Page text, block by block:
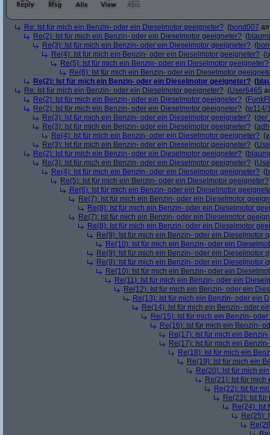
Re: Ist für mich ein Benzin- oder ein Dieselmotor geeigneter? (bond007
Re(2): Ist für mich ein Benzin- oder ein Dieselmotor geeigneter? (
Re(3): Ist für mich ein Benzin- oder ein Dieselmotor geeigneter? (
Re(4): Ist für mich ein Benzin- oder ein Dieselmotor geeigneter? (
Re(5): Ist für mich ein Benzin- oder ein Dieselmotor geeigneter?
Re(6): Ist für mich ein Benzin- oder ein Dieselmotor
Re(2): Ist für mich ein Benzin- oder ein Dieselmotor geeigneter? (
Re: Ist für mich ein Benzin- oder ein Dieselmotor geeigneter? (User6465
Re(2): Ist für mich ein Benzin- oder ein Dieselmotor geeigneter? (
Re(2): Ist für mich ein Benzin- oder ein Dieselmotor geeigneter? (w114/
Re(3): Ist für mich ein Benzin- oder ein Dieselmotor geeigneter? (
Re(3): Ist für mich ein Benzin- oder ein Dieselmotor geeigneter? (
Re(4): Ist für mich ein Benzin- oder ein Dieselmotor geeigneter? (
Re(3): Ist für mich ein Benzin- oder ein Dieselmotor geeigneter? (
Re(2): Ist für mich ein Benzin- oder ein Dieselmotor geeigneter? (
Re(3): Ist für mich ein Benzin- oder ein Dieselmotor geeigneter? (
Re(4): Ist für mich ein Benzin- oder ein Dieselmotor geeigneter? (
Re(5): Ist für mich ein Benzin- oder ein Dieselmotor geeigneter?
Re(6): Ist für mich ein Benzin- oder ein Dieselmotor
Re(7): Ist für mich ein Benzin- oder ein Dieselmotor
Re(8): Ist für mich ein Benzin- oder ein Dieselmotor
Re(7): Ist für mich ein Benzin- oder ein Dieselmotor
Re(8): Ist für mich ein Benzin- oder ein Dieselmotor
Re(9): Ist für mich ein Benzin- oder ein Dieselmotor
Re(10): Ist für mich ein Benzin- oder ein
Re(9): Ist für mich ein Benzin- oder ein Dieselmotor
Re(9): Ist für mich ein Benzin- oder ein Dieselmotor
Re(10): Ist für mich ein Benzin- oder ein
Re(11): Ist für mich ein Benzin- oder ein
Re(12): Ist für mich ein Benzin- oder ein
Re(13): Ist für mich ein Benzin- oder ein
Re(14): Ist für mich ein Benzin- oder
Re(15): Ist für mich ein Benzin-
Re(16): Ist für mich ein Benzin-
Re(17): Ist für mich ein
Re(17): Ist für mich ein
Re(18): Ist für mich ein
Re(19): Ist für mich ein
Re(20): Ist für mich
Re(21): Ist für
Re(22): Ist für
Re(23): Ist
Re(24): Ist
Re(25):